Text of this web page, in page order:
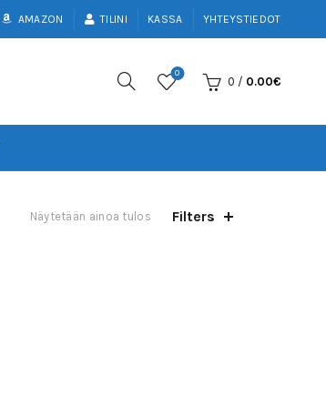
AMAZON TILINI KASSA YHTEYSTIEDOT
0
0 / 0.00€
Näytetään ainoa tulos Filters